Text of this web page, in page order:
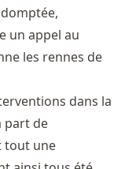
un appel au
les rennes de
dans la
part de
tout une